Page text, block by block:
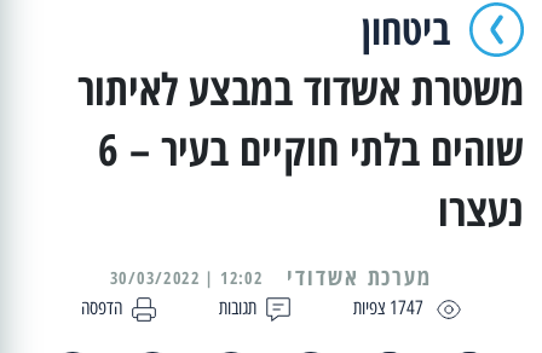
ביטחון
משטרת אשדוד במבצע לאיתור
שוהים בלתי חוקיים בעיר – 6
נעצרו
1747 צפיות תגובות הדפסה
מערכת אשדודי 12:02 | 30/03/2022